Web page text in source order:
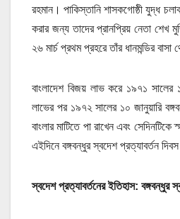
রহমান। পাকিস্তানি শাসকগোষ্ঠী যুদ্ধ
করার জন্য তাদের প্রানপ্রিয় নেতা শেখ
২৬ মার্চ প্রথম প্রহরে তাঁর ধানমন্ডির
বাংলাদেশ বিজয় লাভ করে ১৯৭১ সালের
লাভের পর ১৯৭২ সালের ১০ জানুয়ারি
বাংলার মাটিতে পা রাখেন এবং
এইদিনে বঙ্গবন্ধুর স্বদেশ প্রত্যাবর্তন
স্বদেশ প্রত্যাবর্তনের ইতিহাস: বঙ্গবন্ধুর